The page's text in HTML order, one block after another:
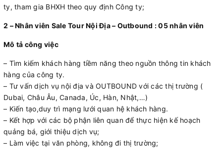
ty, tham gia BHXH theo quy định Công ty;
2 – Nhân viên Sale Tour Nội Địa – Outbound : 05 nhân viên
Mô tả công việc
– Tìm kiếm khách hàng tiềm năng theo nguồn thông tin khách
hàng của công ty.
– Tư vấn dịch vụ nội địa và OUTBOUND với các thị trường (
Dubai, Châu Âu, Canada, Úc, Hàn, Nhật,…)
– Kiến tạo,duy trì mạng lưới quan hệ khách hàng.
– Kết hợp với các bộ phận liên quan để thực hiện kế hoạch
quảng bá, giới thiệu dịch vụ;
– Làm việc tại văn phòng, không đi thị trường;